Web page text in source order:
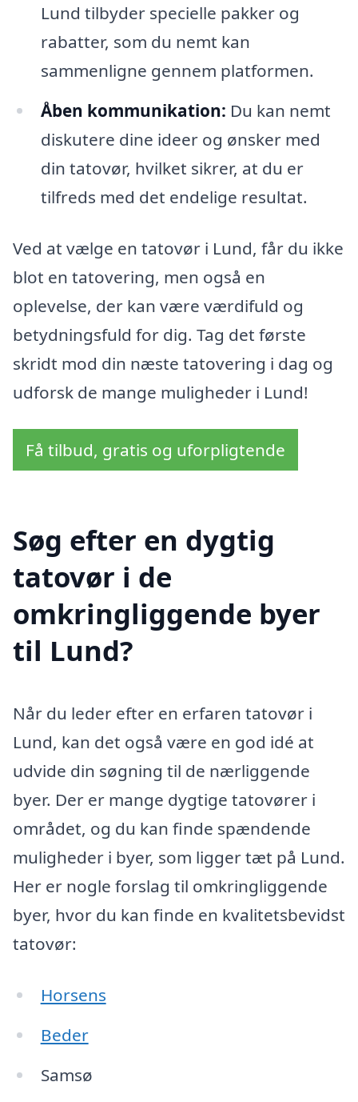
Lund tilbyder specielle pakker og
rabatter, som du nemt kan
sammenligne gennem platformen.
Åben kommunikation: Du kan nemt
diskutere dine ideer og ønsker med
din tatovør, hvilket sikrer, at du er
tilfreds med det endelige resultat.
Ved at vælge en tatovør i Lund, får du ikke
blot en tatovering, men også en
oplevelse, der kan være værdifuld og
betydningsfuld for dig. Tag det første
skridt mod din næste tatovering i dag og
udforsk de mange muligheder i Lund!
Få tilbud, gratis og uforpligtende
Søg efter en dygtig
tatovør i de
omkringliggende byer
til Lund?
Når du leder efter en erfaren tatovør i
Lund, kan det også være en god idé at
udvide din søgning til de nærliggende
byer. Der er mange dygtige tatovører i
området, og du kan finde spændende
muligheder i byer, som ligger tæt på Lund.
Her er nogle forslag til omkringliggende
byer, hvor du kan finde en kvalitetsbevidst
tatovør:
Horsens
Beder
Samsø